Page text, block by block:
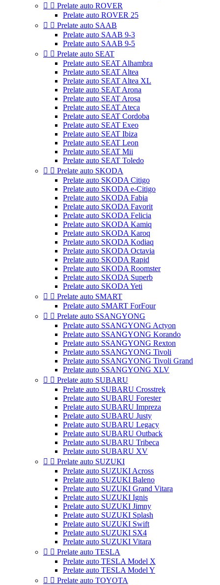
  Prelate auto ROVER
Prelate auto ROVER 25
  Prelate auto SAAB
Prelate auto SAAB 9-3
Prelate auto SAAB 9-5
  Prelate auto SEAT
Prelate auto SEAT Alhambra
Prelate auto SEAT Altea
Prelate auto SEAT Altea XL
Prelate auto SEAT Arona
Prelate auto SEAT Arosa
Prelate auto SEAT Ateca
Prelate auto SEAT Cordoba
Prelate auto SEAT Exeo
Prelate auto SEAT Ibiza
Prelate auto SEAT Leon
Prelate auto SEAT Mii
Prelate auto SEAT Toledo
  Prelate auto SKODA
Prelate auto SKODA Citigo
Prelate auto SKODA e-Citigo
Prelate auto SKODA Fabia
Prelate auto SKODA Favorit
Prelate auto SKODA Felicia
Prelate auto SKODA Kamiq
Prelate auto SKODA Karoq
Prelate auto SKODA Kodiaq
Prelate auto SKODA Octavia
Prelate auto SKODA Rapid
Prelate auto SKODA Roomster
Prelate auto SKODA Superb
Prelate auto SKODA Yeti
  Prelate auto SMART
Prelate auto SMART ForFour
  Prelate auto SSANGYONG
Prelate auto SSANGYONG Actyon
Prelate auto SSANGYONG Korando
Prelate auto SSANGYONG Rexton
Prelate auto SSANGYONG Tivoli
Prelate auto SSANGYONG Tivoli Grand
Prelate auto SSANGYONG XLV
  Prelate auto SUBARU
Prelate auto SUBARU Crosstrek
Prelate auto SUBARU Forester
Prelate auto SUBARU Impreza
Prelate auto SUBARU Justy
Prelate auto SUBARU Legacy
Prelate auto SUBARU Outback
Prelate auto SUBARU Tribeca
Prelate auto SUBARU XV
  Prelate auto SUZUKI
Prelate auto SUZUKI Across
Prelate auto SUZUKI Baleno
Prelate auto SUZUKI Grand Vitara
Prelate auto SUZUKI Ignis
Prelate auto SUZUKI Jimny
Prelate auto SUZUKI Splash
Prelate auto SUZUKI Swift
Prelate auto SUZUKI SX4
Prelate auto SUZUKI Vitara
  Prelate auto TESLA
Prelate auto TESLA Model X
Prelate auto TESLA Model Y
  Prelate auto TOYOTA